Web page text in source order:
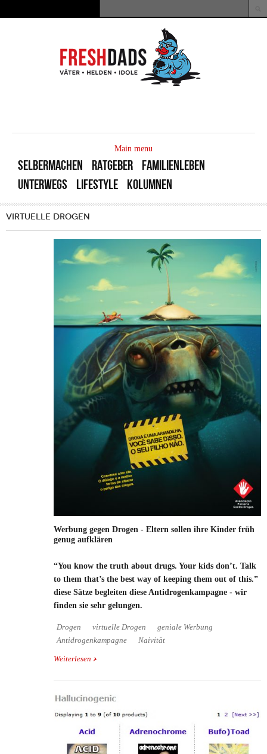
Suchformular
Main menu
SELBERMACHEN RATGEBER
FAMILIENLEBEN
UNTERWEGS
LIFESTYLE KOLUMNEN
VIRTUELLE DROGEN
Werbung gegen Drogen - Eltern sollen ihre Kinder früh
genug aufklären
“You know the truth about drugs. Your kids don’t. Talk
to them that’s the best way of keeping them out of this.”
diese Sätze begleiten diese Antidrogenkampagne - wir
finden sie sehr gelungen.
Drogen virtuelle Drogen
geniale Werbung
Antidrogenkampagne
Naivität
Weiterlesen über Werbung gegen Drogen - Eltern sollen ihre